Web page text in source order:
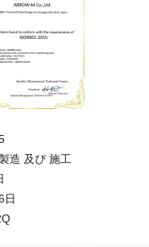
造 及び 施工
日